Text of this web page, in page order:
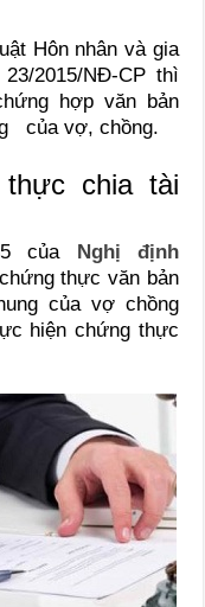
Hôn nhân và gia
2015/NĐ-CP thì
hợp văn bản
của vợ, chồng.
chia tài
của Nghị định
thực văn bản
của vợ chồng
hiện chứng thực